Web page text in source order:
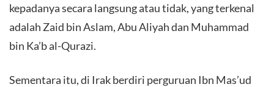
kepadanya secara langsung atau tidak, yang terkenal
adalah Zaid bin Aslam, Abu Aliyah dan Muhammad
bin Ka’b al-Qurazi.
Sementara itu, di Irak berdiri perguruan Ibn Mas’ud